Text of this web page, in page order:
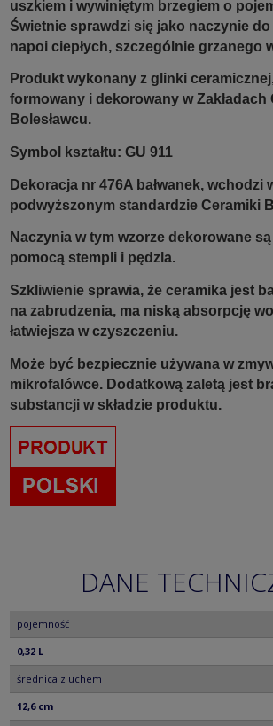
uszkiem i wywiniętym brzegiem o
Świetnie sprawdzi się jako naczynie
napoi ciepłych, szczególnie grzanego
Produkt wykonany z glinki
formowany i dekorowany w Zakładach
Bolesławcu.
Symbol kształtu: GU 911
Dekoracja nr 476A bałwanek, wchodzi
podwyższonym standardzie Ceramiki
Naczynia w tym wzorze dekorowane
pomocą stempli i pędzla.
Szkliwienie sprawia, że ceramika jest
na zabrudzenia, ma niską absorpcję
łatwiejsza w czyszczeniu.
Może być bezpiecznie używana w
mikrofalówce. Dodatkową zaletą jest
substancji w składzie produktu.
DANE
pojemność
0,32 L
średnica z uchem
12,6 cm